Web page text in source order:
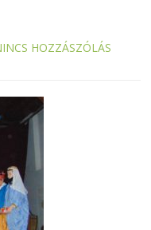
HOZZÁSZÓLÁS